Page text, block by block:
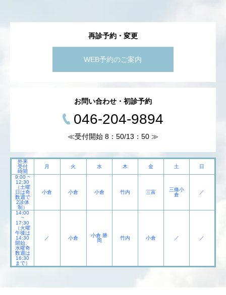
再診予約・変更
WEB予約のご案内
お問い合わせ・初診予約
046-204-9894
≪受付開始 8：50/13：50 ≫
外来
受付
時間
月 火 水 木 金 土
日
9:00 ~
12:30
（土曜
日は奇
数週で
2診体
制）
小倉 小倉 小倉 竹内 三富
三條小
倉
／
14:00
~
17:30
（火曜
午後は
14:30
開始、
水曜奇
数週は
16:30
まで）
／ 小倉
小倉 勝
岡
竹内 小倉 ／ ／